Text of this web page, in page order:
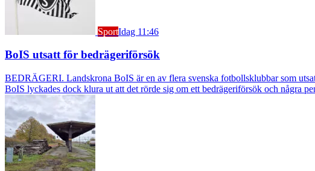
SportIdag 11:46
BoIS utsatt för bedrägeriförsök
BEDRÄGERI. Landskrona BoIS är en av flera svenska fotbollsklubbar som
BoIS lyckades dock klura ut att det rörde sig om ett bedrägeriförsök och några